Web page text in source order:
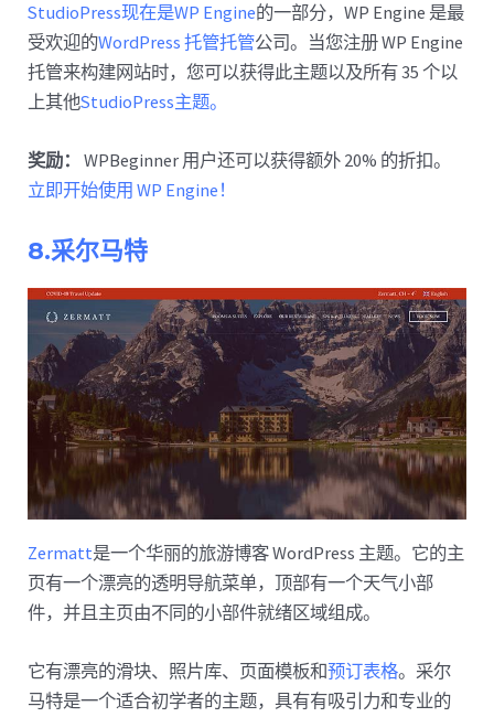
StudioPress现在是WP Engine的一部分，WP Engine 是最
受欢迎的WordPress 托管托管公司。当您注册 WP Engine
托管来构建网站时，您可以获得此主题以及所有 35 个以
上其他StudioPress主题。
奖励：
WPBeginner 用户还可以获得额外 20% 的折扣。
立即开始使用 WP Engine！
8.采尔马特
Zermatt是一个华丽的旅游博客 WordPress 主题。它的主
页有一个漂亮的透明导航菜单，顶部有一个天气小部
件，并且主页由不同的小部件就绪区域组成。
它有漂亮的滑块、照片库、页面模板和预订表格。采尔
马特是一个适合初学者的主题，具有有吸引力和专业的